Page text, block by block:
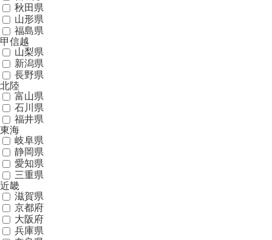
秋田県
山形県
福島県
甲信越
山梨県
新潟県
長野県
北陸
富山県
石川県
福井県
東海
岐阜県
静岡県
愛知県
三重県
近畿
滋賀県
京都府
大阪府
兵庫県